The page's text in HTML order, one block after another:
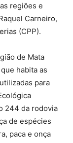
regiões e
Carneiro,
(CPP).
de Mata
habita as
para
244 da rodovia
de espécies
paca e onça